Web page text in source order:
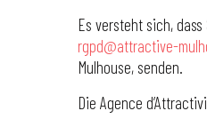
Es versteht sich,
rgpd@attractive-
Mulhouse, senden.
Die Agence